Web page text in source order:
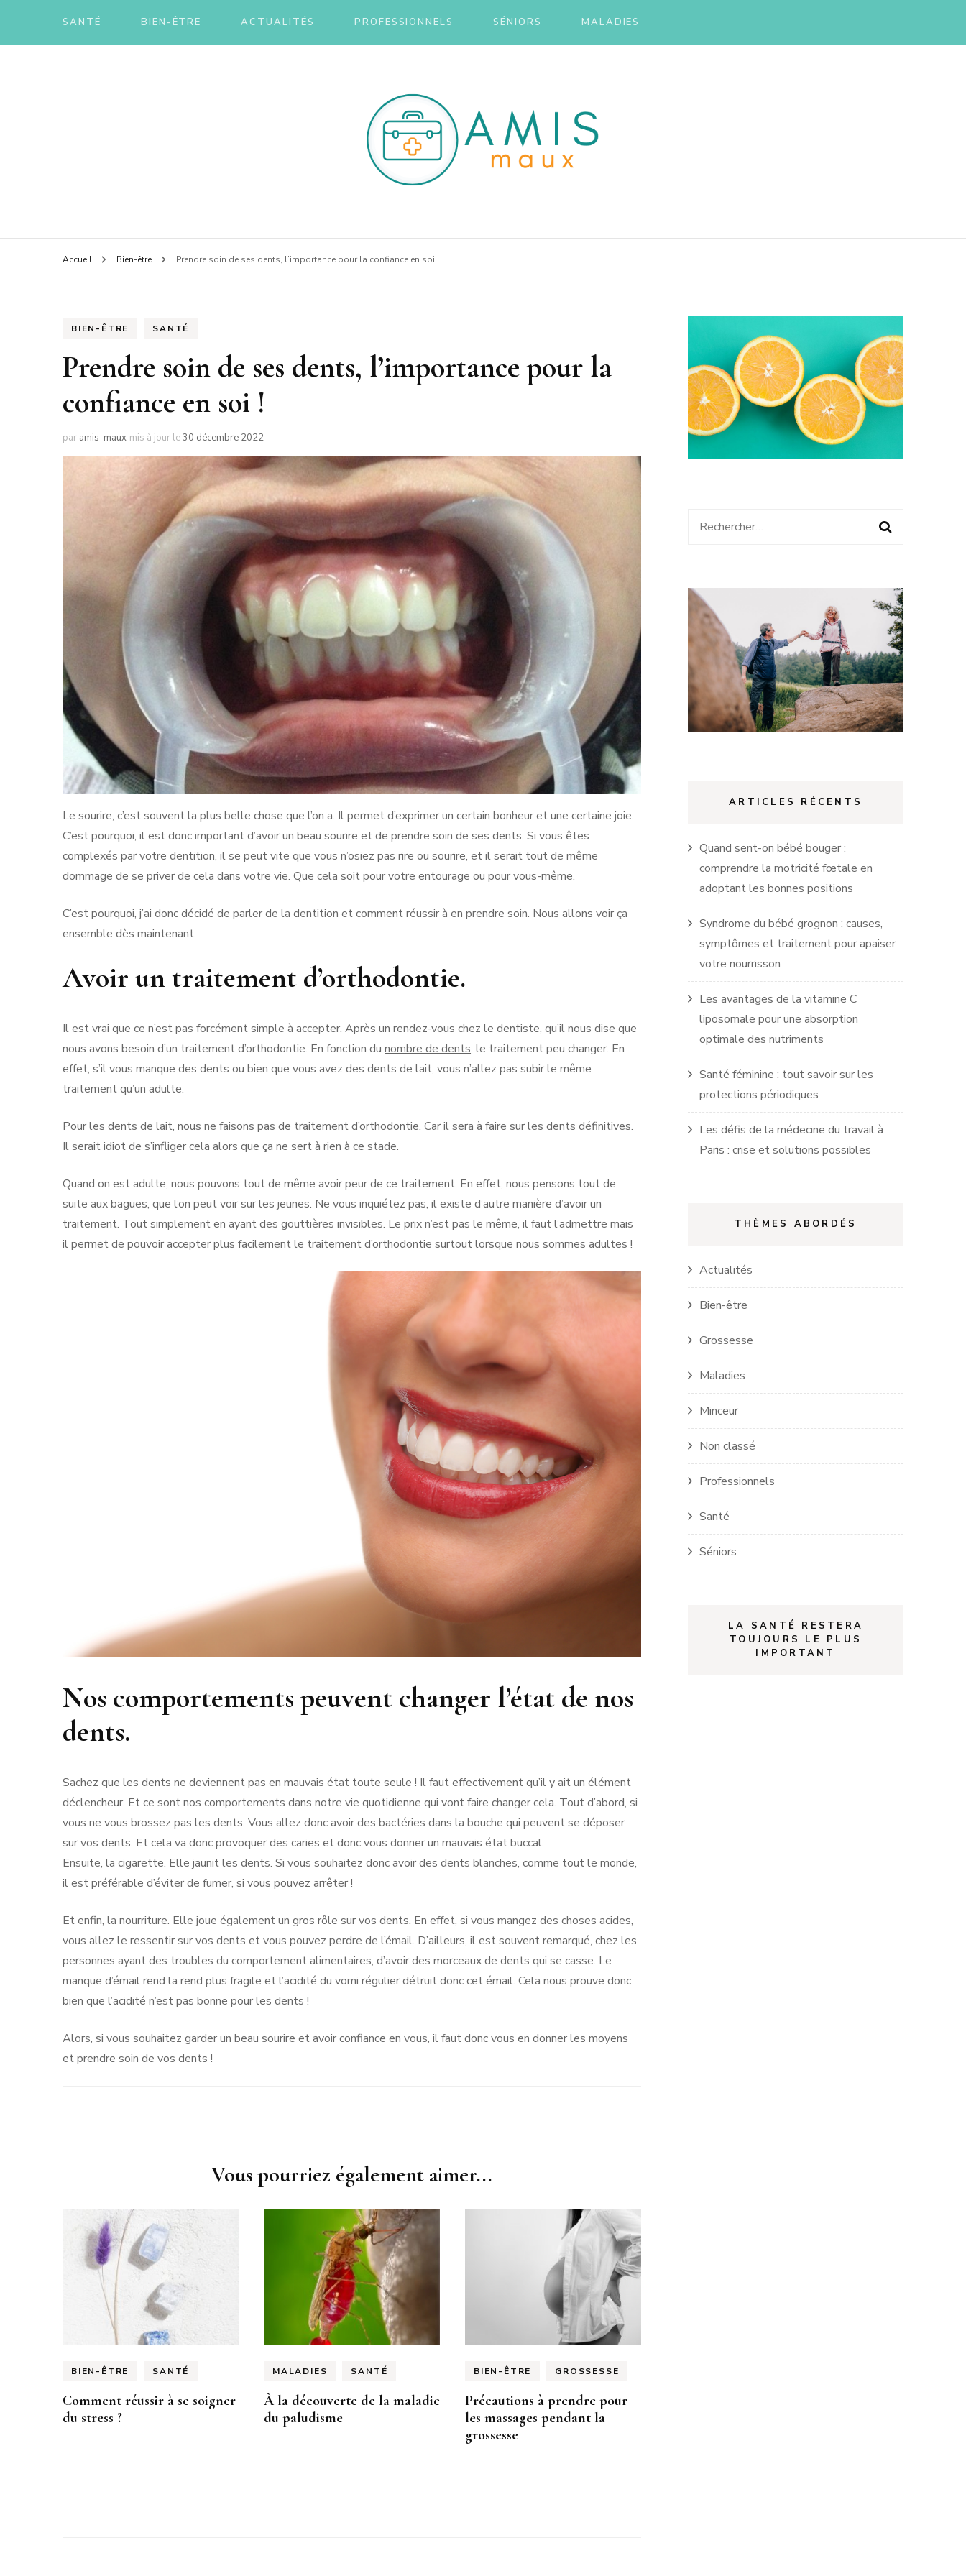
SANTÉ BIEN-ÊTRE ACTUALITÉS PROFESSIONNELS SÉNIORS MALADIES
Amis maux
Accueil Bien-être Prendre soin de ses dents, l’importance pour la confiance en soi !
BIEN-ÊTRE SANTÉ
Prendre soin de ses dents, l’importance pour la
confiance en soi !
par amis-maux mis à jour le30 décembre 2022
Le sourire, c’est souvent la plus belle chose que l’on a. Il permet d’exprimer un certain bonheur et une certaine joie.
C’est pourquoi, il est donc important d’avoir un beau sourire et de prendre soin de ses dents. Si vous êtes
complexés par votre dentition, il se peut vite que vous n’osiez pas rire ou sourire, et il serait tout de même
dommage de se priver de cela dans votre vie. Que cela soit pour votre entourage ou pour vous-même.
C’est pourquoi, j’ai donc décidé de parler de la dentition et comment réussir à en prendre soin. Nous allons voir ça
ensemble dès maintenant.
Avoir un traitement d’orthodontie.
Il est vrai que ce n’est pas forcément simple à accepter. Après un rendez-vous chez le dentiste, qu’il nous dise que
nous avons besoin d’un traitement d’orthodontie. En fonction du nombre de dents, le traitement peu changer. En
effet, s’il vous manque des dents ou bien que vous avez des dents de lait, vous n’allez pas subir le même
traitement qu’un adulte.
Pour les dents de lait, nous ne faisons pas de traitement d’orthodontie. Car il sera à faire sur les dents définitives.
Il serait idiot de s’infliger cela alors que ça ne sert à rien à ce stade.
Quand on est adulte, nous pouvons tout de même avoir peur de ce traitement. En effet, nous pensons tout de
suite aux bagues, que l’on peut voir sur les jeunes. Ne vous inquiétez pas, il existe d’autre manière d’avoir un
traitement. Tout simplement en ayant des gouttières invisibles. Le prix n’est pas le même, il faut l’admettre mais
il permet de pouvoir accepter plus facilement le traitement d’orthodontie surtout lorsque nous sommes adultes !
Nos comportements peuvent changer l’état de nos
dents.
Sachez que les dents ne deviennent pas en mauvais état toute seule ! Il faut effectivement qu’il y ait un élément
déclencheur. Et ce sont nos comportements dans notre vie quotidienne qui vont faire changer cela. Tout d’abord, si
vous ne vous brossez pas les dents. Vous allez donc avoir des bactéries dans la bouche qui peuvent se déposer
sur vos dents. Et cela va donc provoquer des caries et donc vous donner un mauvais état buccal.
Ensuite, la cigarette. Elle jaunit les dents. Si vous souhaitez donc avoir des dents blanches, comme tout le monde,
il est préférable d’éviter de fumer, si vous pouvez arrêter !
Et enfin, la nourriture. Elle joue également un gros rôle sur vos dents. En effet, si vous mangez des choses acides,
vous allez le ressentir sur vos dents et vous pouvez perdre de l’émail. D’ailleurs, il est souvent remarqué, chez les
personnes ayant des troubles du comportement alimentaires, d’avoir des morceaux de dents qui se casse. Le
manque d’émail rend la rend plus fragile et l’acidité du vomi régulier détruit donc cet émail. Cela nous prouve donc
bien que l’acidité n’est pas bonne pour les dents !
Alors, si vous souhaitez garder un beau sourire et avoir confiance en vous, il faut donc vous en donner les moyens
et prendre soin de vos dents !
Vous pourriez également aimer...
BIEN-ÊTRE SANTÉ
Comment réussir à se soigner
du stress ?
MALADIES SANTÉ
À la découverte de la maladie
du paludisme
BIEN-ÊTRE GROSSESSE
Précautions à prendre pour
les massages pendant la
grossesse
Rechercher :
ARTICLES RÉCENTS
Quand sent-on bébé bouger :
comprendre la motricité fœtale en
adoptant les bonnes positions
Syndrome du bébé grognon : causes,
symptômes et traitement pour apaiser
votre nourrisson
Les avantages de la vitamine C
liposomale pour une absorption
optimale des nutriments
Santé féminine : tout savoir sur les
protections périodiques
Les défis de la médecine du travail à
Paris : crise et solutions possibles
THÈMES ABORDÉS
Actualités
Bien-être
Grossesse
Maladies
Minceur
Non classé
Professionnels
Santé
Séniors
LA SANTÉ RESTERA
TOUJOURS LE PLUS
IMPORTANT